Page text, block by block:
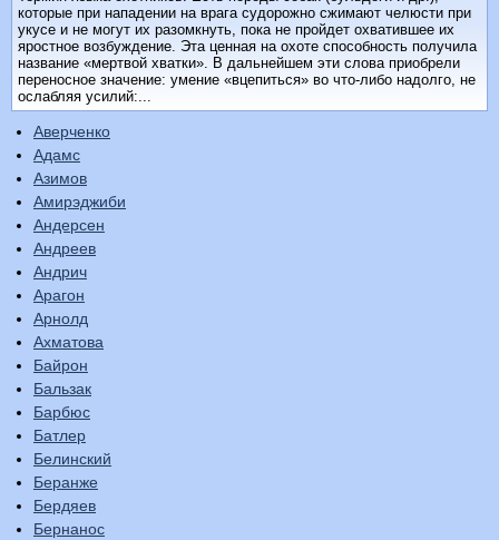
которые при нападении на врага судорожно сжимают челюсти при
укусе и не могут их разомкнуть, пока не пройдет охватившее их
яростное возбуждение. Эта ценная на охоте способность получила
название «мертвой хватки». В дальнейшем эти слова приобрели
переносное значение: умение «вцепиться» во что-либо надолго, не
ослабляя усилий:...
Аверченко
Адамс
Азимов
Амирэджиби
Андерсен
Андреев
Андрич
Арагон
Арнолд
Ахматова
Байрон
Бальзак
Барбюс
Батлер
Белинский
Беранже
Бердяев
Бернанос